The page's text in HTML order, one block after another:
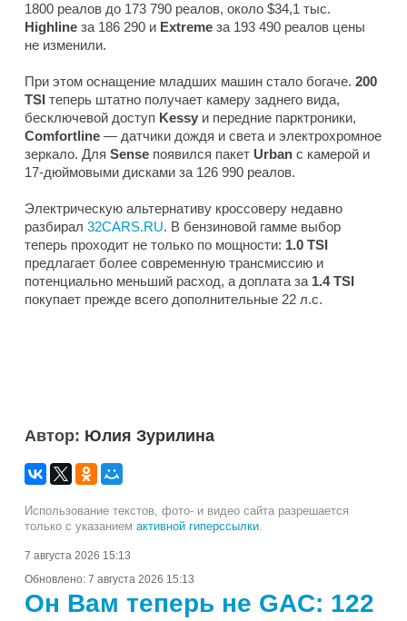
1800 реалов до 173 790 реалов, около $34,1 тыс.
Highline за 186 290 и Extreme за 193 490 реалов цены
не изменили.
При этом оснащение младших машин стало богаче. 200
TSI теперь штатно получает камеру заднего вида,
бесключевой доступ Kessy и передние парктроники,
Comfortline — датчики дождя и света и электрохромное
зеркало. Для Sense появился пакет Urban с камерой и
17-дюймовыми дисками за 126 990 реалов.
Электрическую альтернативу кроссоверу недавно
разбирал 32CARS.RU. В бензиновой гамме выбор
теперь проходит не только по мощности: 1.0 TSI
предлагает более современную трансмиссию и
потенциально меньший расход, а доплата за 1.4 TSI
покупает прежде всего дополнительные 22 л.с.
Автор: Юлия Зурилина
Использование текстов, фото- и видео сайта разрешается
только с указанием активной гиперссылки.
7 августа 2026 15:13
Обновлено: 7 августа 2026 15:13
Он Вам теперь не GAC: 122